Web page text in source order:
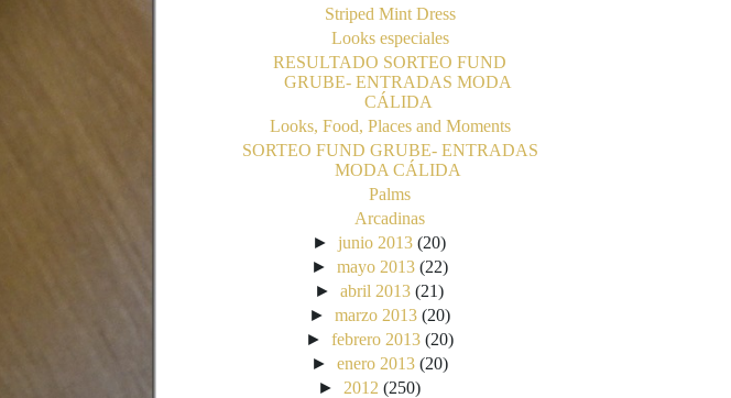
Striped Mint Dress
Looks especiales
RESULTADO SORTEO FUND
GRUBE- ENTRADAS MODA
CÁLIDA
Looks, Food, Places and Moments
SORTEO FUND GRUBE- ENTRADAS
MODA CÁLIDA
Palms
Arcadinas
►junio 2013 (20)
► mayo 2013 (22)
►abril 2013 (21)
► marzo 2013 (20)
► febrero 2013 (20)
► enero 2013 (20)
► 2012 (250)